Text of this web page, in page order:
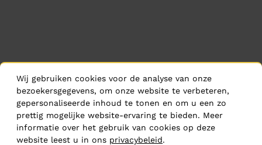
Wij gebruiken cookies voor de analyse van onze
bezoekersgegevens, om onze website te verbeteren,
gepersonaliseerde inhoud te tonen en om u een zo
prettig mogelijke website-ervaring te bieden. Meer
informatie over het gebruik van cookies op deze
website leest u in ons privacybeleid.